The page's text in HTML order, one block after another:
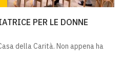
PER LE DONNE
della Carità. Non appena ha